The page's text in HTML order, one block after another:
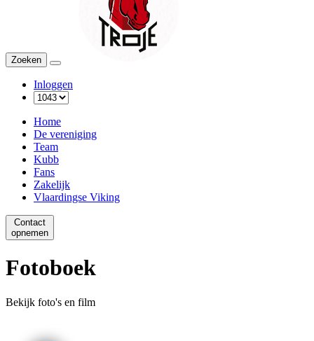
Zoeken
Menu
Inloggen
Home
De vereniging
Team
Kubb
Fans
Zakelijk
Vlaardingse Viking
Contact
opnemen
Fotoboek
Bekijk foto's en film